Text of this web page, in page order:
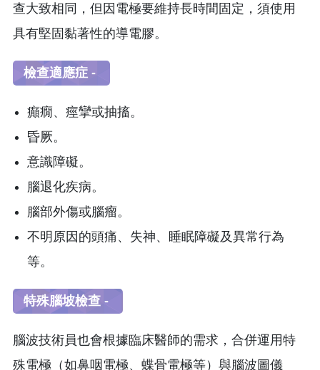
查大致相同，但因電極要維持長時間固定，須使用
具有堅固黏著性的導電膠。
檢查適應症 -
癲癇、痙攣或抽搐。
昏厥。
意識障礙。
腦退化疾病。
腦部外傷或腦瘤。
不明原因的頭痛、失神、睡眠障礙及異常行為
等。
特殊腦坡檢查 -
腦波技術員也會根據臨床醫師的需求，合併運用特
殊電極（如鼻咽電極、蝶骨電極等）與腦波圖儀